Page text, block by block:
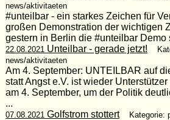
news/aktivitaeten
#unteilbar - ein starkes Zeichen für
großen Demonstration der wichtigen
gestern in Berlin die #unteilbar Demo
22.08.2021 Unteilbar - gerade jetzt!
news/aktivitaeten
Am 4. September: UNTEILBAR auf
statt Angst e.V. ist wieder
am 4. September, um der Politik
...
07.08.2021 Golfstrom stottert
Kategorie: